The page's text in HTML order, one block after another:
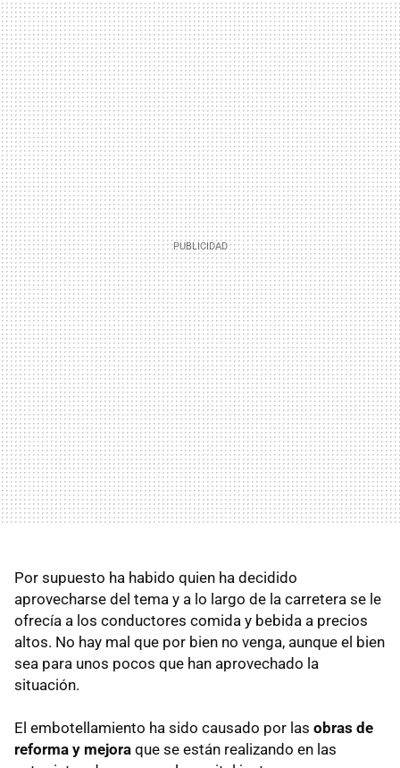
Por supuesto ha habido quien ha decidido
aprovecharse del tema y a lo largo de la carretera se le
ofrecía a los conductores comida y bebida a precios
altos. No hay mal que por bien no venga, aunque el bien
sea para unos pocos que han aprovechado la
situación.
El embotellamiento ha sido causado por las obras de
reforma y mejora que se están realizando en las